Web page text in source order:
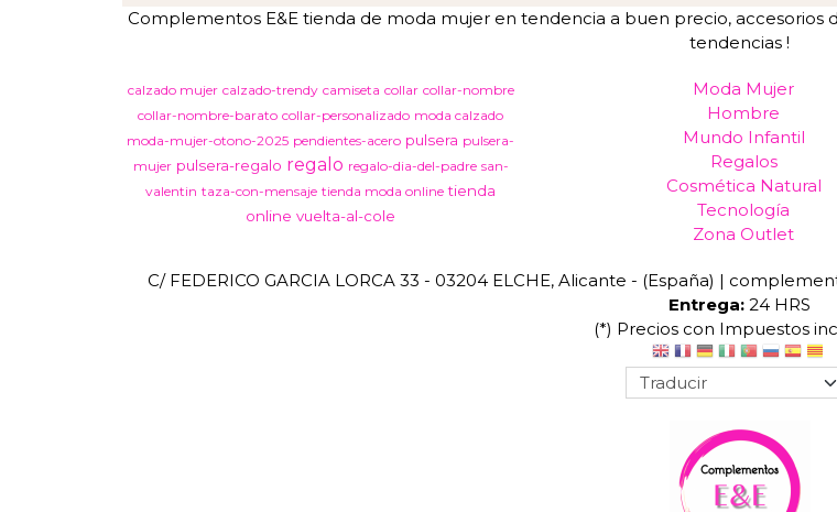
Complementos E&E tienda de moda mujer en tendencia a buen precio, accesorios
tendencias !
calzado mujer calzado-trendy camiseta collar collar-nombre
collar-nombre-barato collar-personalizado moda calzado
moda-mujer-otono-2025 pendientes-acero pulsera pulsera-
mujer pulsera-regalo regalo regalo-dia-del-padre san-
valentin taza-con-mensaje tienda moda online tienda
online vuelta-al-cole
Moda Mujer
Hombre
Mundo Infantil
Regalos
Cosmética Natural
Tecnología
Zona Outlet
C/ FEDERICO GARCIA LORCA 33 - 03204 ELCHE, Alicante - (España) |
Entrega:24 HRS
(*) Precios con Impuestos